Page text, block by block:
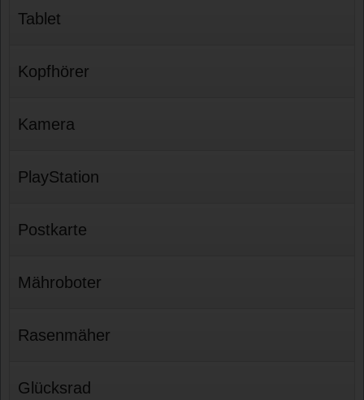
Tablet
Kopfhörer
Kamera
PlayStation
Postkarte
Mähroboter
Rasenmäher
Glücksrad